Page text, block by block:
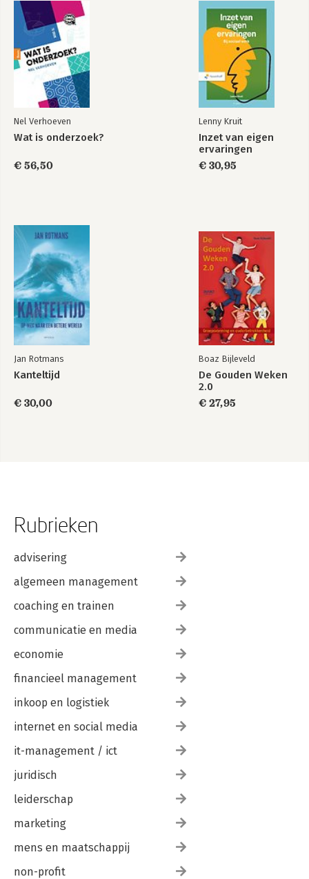
Nel Verhoeven
Wat is onderzoek?
€ 56,50
Lenny Kruit
Inzet van eigen
ervaringen
€ 30,95
Jan Rotmans
Kanteltijd
€ 30,00
Boaz Bijleveld
De Gouden Weken
2.0
€ 27,95
Rubrieken
advisering
algemeen management
coaching en trainen
communicatie en media
economie
financieel management
inkoop en logistiek
internet en social media
it-management / ict
juridisch
leiderschap
marketing
mens en maatschappij
non-profit